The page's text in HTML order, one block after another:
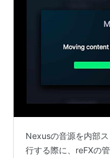
Nexusの音源を内部
行する際に、reFXの